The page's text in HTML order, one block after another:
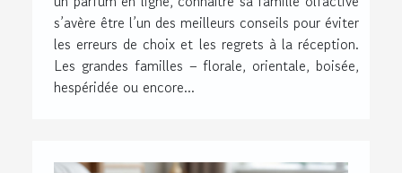
s’avère être l’un des meilleurs conseils pour éviter
les erreurs de choix et les regrets à la réception.
Les grandes familles – florale, orientale, boisée,
hespéridée ou encore...